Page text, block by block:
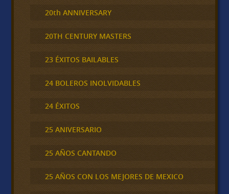
20th ANNIVERSARY
20TH CENTURY MASTERS
23 ÉXITOS BAILABLES
24 BOLEROS INOLVIDABLES
24 ÉXITOS
25 ANIVERSARIO
25 AÑOS CANTANDO
25 AÑOS CON LOS MEJORES DE MEXICO